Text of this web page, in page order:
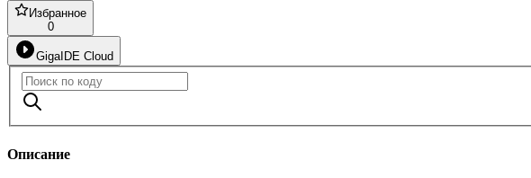
Избранное
0
GigaIDE Cloud
Описание